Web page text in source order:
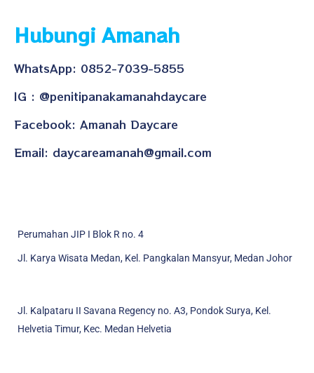
Hubungi Amanah
WhatsApp: 0852-7039-5855
IG : @penitipanakamanahdaycare
Facebook: Amanah Daycare
Email: daycareamanah@gmail.com
Perumahan JIP I Blok R no. 4
Jl. Karya Wisata Medan, Kel. Pangkalan Mansyur, Medan Johor
Jl. Kalpataru II Savana Regency no. A3, Pondok Surya, Kel.
Helvetia Timur, Kec. Medan Helvetia